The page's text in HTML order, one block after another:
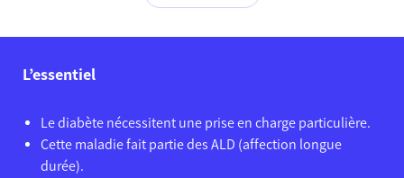
L’essentiel
Le diabète nécessitent une prise en charge particulière.
Cette maladie fait partie des ALD (affection longue
durée).